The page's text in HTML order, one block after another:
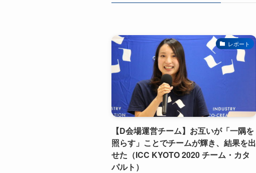
レポート
【D会場運営チーム】お互いが「一隅を
照らす」ことでチームが輝き、結果を出
せた（ICC KYOTO 2020 チーム・カタ
パルト）